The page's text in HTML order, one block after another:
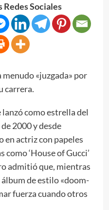
Redes Sociales
menudo «juzgada» por
carrera.
lanzó como estrella del
2000 y desde
en actriz con papeles
‘House of Gucci’
admitió que, mientras
de estilo «doom-
fuerza cuando otros